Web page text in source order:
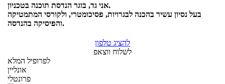
אני גד, בוגר הנדסת תוכנה בטכניון.
בעל נסיון עשיר בהכנה לבגרויות, פסיכומטרי, ולקורסי המתמטיקה
והפיסיקה בהנדסה.
להציג טלפון
לשלוח ווצאפ
לפרופיל המלא
אונליין
פרונטלי